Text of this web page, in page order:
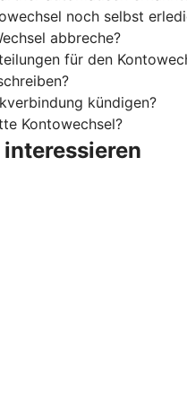
noch selbst
abbreche?
für den
kündigen?
Kontowechsel?
interessieren